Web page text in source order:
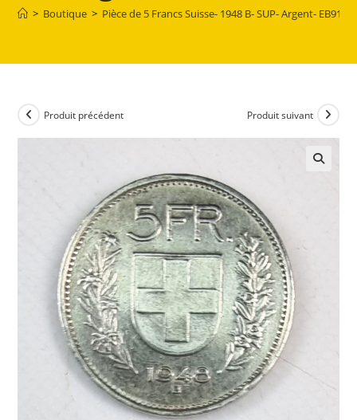
> Boutique > Pièce de 5 Francs Suisse- 1948 B- SUP- Argent-
Produit précédent Produit suivant